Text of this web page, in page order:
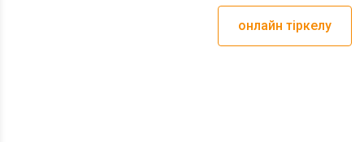
онлайн тіркелу